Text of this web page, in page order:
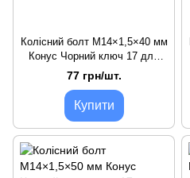
Колісний болт M14×1,5×40 мм
Конус Чорний ключ 17 для
Alfa Romeo, BMW, Citroen,
Fiat, Peugeot, Renault, Saab,
77 грн/шт.
Купити